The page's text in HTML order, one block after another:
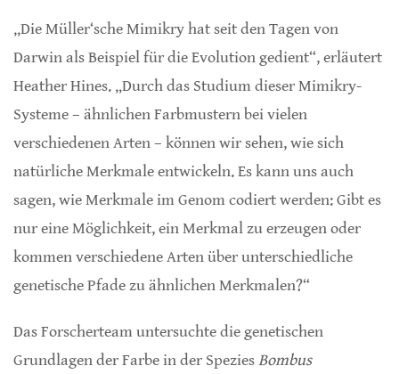
„Die Müller‘sche Mimikry hat seit den Tagen von
Darwin als Beispiel für die Evolution gedient“, erläutert
Heather Hines. „Durch das Studium dieser Mimikry-
Systeme – ähnlichen Farbmustern bei vielen
verschiedenen Arten – können wir sehen, wie sich
natürliche Merkmale entwickeln. Es kann uns auch
sagen, wie Merkmale im Genom codiert werden: Gibt es
nur eine Möglichkeit, ein Merkmal zu erzeugen oder
kommen verschiedene Arten über unterschiedliche
genetische Pfade zu ähnlichen Merkmalen?“
Das Forscherteam untersuchte die genetischen
Grundlagen der Farbe in der SpeziesBombus